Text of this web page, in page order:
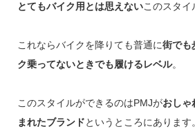
とてもバイク用とは思えないこのスタイ
これならバイクを降りても普通に街でも
ク乗ってないときでも履けるレベル。
このスタイルができるのはPMJがおしゃ
まれたブランドというところにあります。